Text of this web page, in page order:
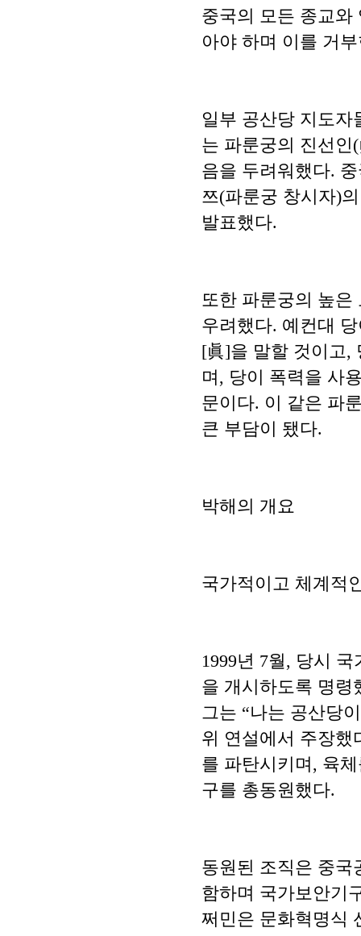
중국의 모든 종교와
아야 하며 이를 거
일부 공산당 지도
는 파룬궁의 진선인
음을 두려워했다.
쯔(파룬궁 창시자)
발표했다.
또한 파룬궁의 높은
우려했다. 예컨대
[眞]을 말할 것이고,
며, 당이 폭력을 사
문이다. 이 같은 파
큰 부담이 됐다.
박해의 개요
국가적이고 체계적
1999년 7월, 당시
을 개시하도록 명령
그는 “나는 공산당
위 연설에서 주장했
를 파탄시키며, 육
구를 총동원했다.
동원된 조직은 중국
함하며 국가보안기
쩌민은 문화혁명식